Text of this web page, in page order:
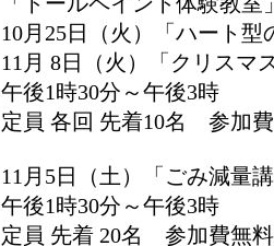
10月25日（火）「ハート
11月 8日（火）「クリスマ
午後1時30分～午後3時
定員 各回 先着10名 参加
11月5日（土）「ごみ減量
午後1時30分～午後3時
定員 先着 20名 参加費無料